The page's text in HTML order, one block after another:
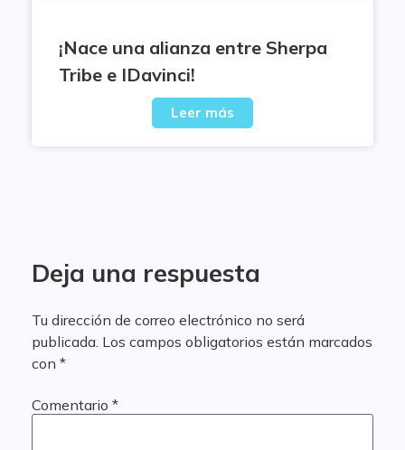
¡Nace una alianza entre Sherpa
Tribe e IDavinci!
Leer más
Deja una respuesta
Tu dirección de correo electrónico no será
publicada. Los campos obligatorios están marcados
con *
Comentario *